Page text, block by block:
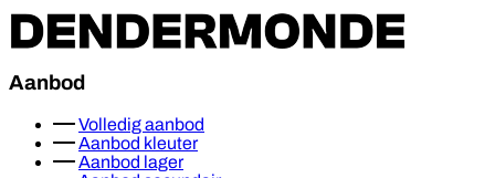
Aanbod
Volledig aanbod
Aanbod kleuter
Aanbod lager